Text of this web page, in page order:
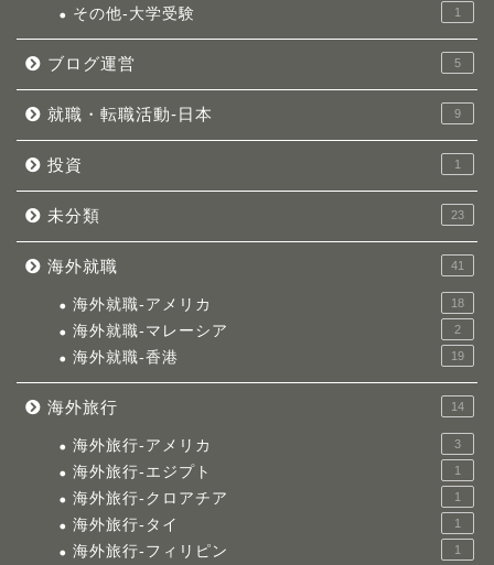
その他-大学受験 1
ブログ運営 5
就職・転職活動-日本 9
投資 1
未分類 23
海外就職 41
海外就職-アメリカ 18
海外就職-マレーシア 2
海外就職-香港 19
海外旅行 14
海外旅行-アメリカ 3
海外旅行-エジプト 1
海外旅行-クロアチア 1
海外旅行-タイ 1
海外旅行-フィリピン 1